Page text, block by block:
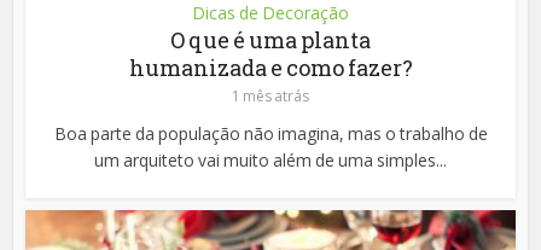
Dicas de Decoração
O que é uma planta
humanizada e como fazer?
1 mês atrás
Boa parte da população não imagina, mas o trabalho de
um arquiteto vai muito além de uma simples...